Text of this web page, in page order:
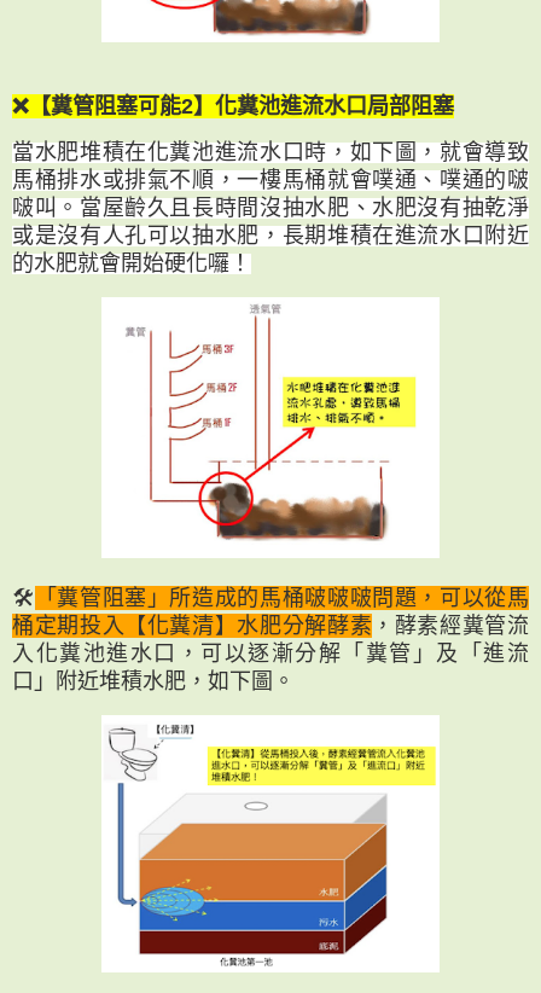
❌【糞管阻塞可能2】化糞池進流水口局部阻塞
當水肥堆積在化糞池進流水口時，如下圖，就會導致
馬桶排水或排氣不順，一樓馬桶就會噗通、噗通的啵
啵叫。當屋齡久且長時間沒抽水肥、水肥沒有抽乾淨
或是沒有人孔可以抽水肥，長期堆積在進流水口附近
的水肥就會開始硬化囉！
🛠 「糞管阻塞」所造成的馬桶啵啵啵問題，可以從馬
桶定期投入【化糞清】水肥分解酵素 ，酵素經糞管流
入化糞池進水口，可以逐漸分解「糞管」及「進流
口」附近堆積水肥，如下圖。